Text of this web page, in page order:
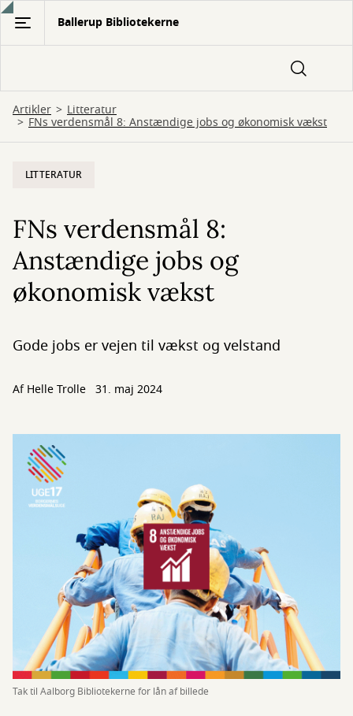
Gå
hovedindhold
Ballerup Bibliotekerne
Artikler Litteratur
FNs verdensmål 8: Anstændige jobs og økonomisk vækst
LITTERATUR
FNs verdensmål 8:
Anstændige jobs og
økonomisk vækst
Gode jobs er vejen til vækst og velstand
AfHelle Trolle 31. maj 2024
Tak til Aalborg Bibliotekerne for lån af billede